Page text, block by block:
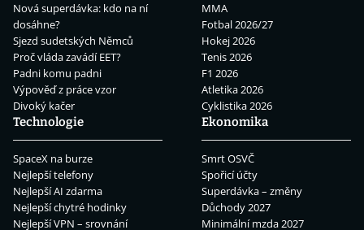
Nová superdávka: kdo na ní
dosáhne?
Sjezd sudetských Němců
Proč vláda zavádí EET?
Padni komu padni
Výpověď z práce vzor
Divoký kačer
MMA
Fotbal 2026/27
Hokej 2026
Tenis 2026
F1 2026
Atletika 2026
Cyklistika 2026
Technologie
SpaceX na burze
Nejlepší telefony
Nejlepší AI zdarma
Nejlepší chytré hodinky
Nejlepší VPN – srovnání
Ekonomika
Smrt OSVČ
Spořicí účty
Superdávka – změny
Důchody 2027
Minimální mzda 2027